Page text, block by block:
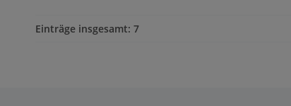
Einträge insgesamt: 7